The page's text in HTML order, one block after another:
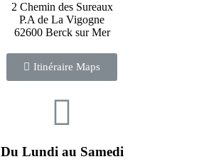
2 Chemin des Sureaux
P.A de La Vigogne
62600 Berck sur Mer
Itinéraire Maps
Du Lundi au Samedi